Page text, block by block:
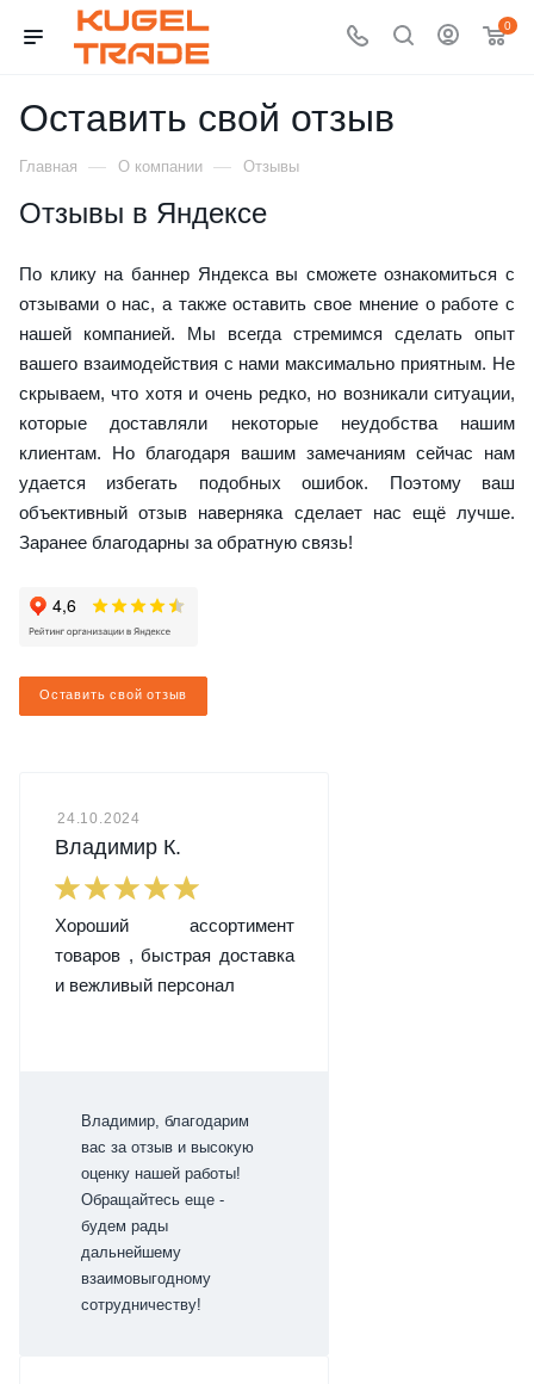
0
Оставить свой отзыв
Главная — О компании — Отзывы
Отзывы в Яндексе
По клику на баннер Яндекса вы сможете ознакомиться с
отзывами о нас, а также оставить свое мнение о работе с
нашей компанией. Мы всегда стремимся сделать опыт
вашего взаимодействия с нами максимально приятным. Не
скрываем, что хотя и очень редко, но возникали ситуации,
которые доставляли некоторые неудобства нашим
клиентам. Но благодаря вашим замечаниям сейчас нам
удается избегать подобных ошибок. Поэтому ваш
объективный отзыв наверняка сделает нас ещё лучше.
Заранее благодарны за обратную связь!
Оставить свой отзыв
24.10.2024
Владимир К.
Хороший ассортимент
товаров , быстрая доставка
и вежливый персонал
Владимир, благодарим
вас за отзыв и высокую
оценку нашей работы!
Обращайтесь еще -
будем рады
дальнейшему
взаимовыгодному
сотрудничеству!